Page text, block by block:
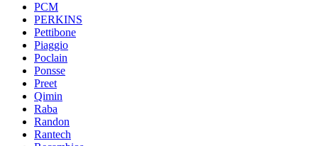
PCM
PERKINS
Pettibone
Piaggio
Poclain
Ponsse
Preet
Qimin
Raba
Randon
Rantech